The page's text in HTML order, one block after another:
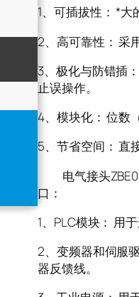
1、可插拔性： *
2、高可靠性： 采
3、极化与防错插
止误操作。
4、模块化： 位数
5、节省空间： 直
电气接头
口：
1、PLC模块： 用
2、变频器和伺服
器反馈线。